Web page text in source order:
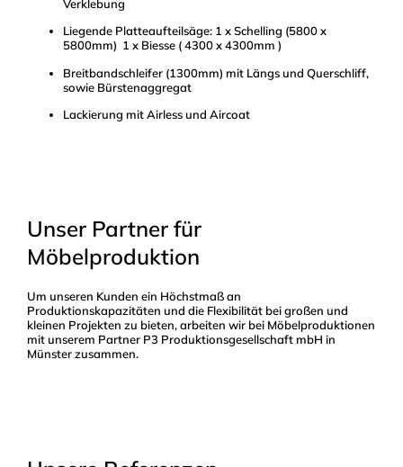
Verklebung
Liegende Platteaufteilsäge: 1 x Schelling (5800 x
5800mm) 1 x Biesse ( 4300 x 4300mm )
Breitbandschleifer (1300mm) mit Längs und Querschliff,
sowie Bürstenaggregat
Lackierung mit Airless und Aircoat
Unser Partner für
Möbelproduktion
Um unseren Kunden ein Höchstmaß an
Produktionskapazitäten und die Flexibilität bei großen und
kleinen Projekten zu bieten, arbeiten wir bei Möbelproduktionen
mit unserem Partner P3 Produktionsgesellschaft mbH in
Münster zusammen.